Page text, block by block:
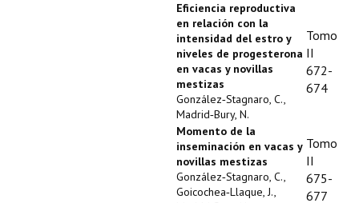
Eficiencia reproductiva
en relación con la
intensidad del estro y
niveles de progesterona
en vacas y novillas
mestizas
González‑Stagnaro, C.,
Madrid‑Bury, N.
Tomo
II
672-
674
Momento de la
inseminación en vacas y
novillas mestizas
González‑Stagnaro, C.,
Goicochea‑Llaque, J.,
Tomo
II
675-
677